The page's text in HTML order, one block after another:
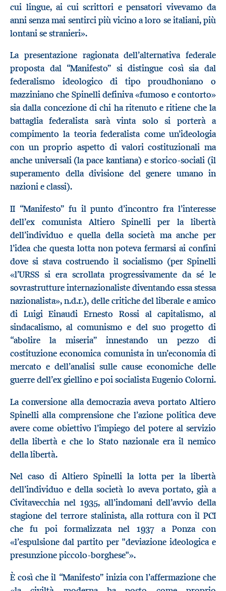
cui lingue, ai cui scrittori e pensatori vivevamo da
anni senza mai sentirci più vicino a loro se italiani, più
lontani se stranieri».
La presentazione ragionata dell’alternativa federale
proposta dal “Manifesto” si distingue così sia dal
federalismo ideologico di tipo proudhoniano o
mazziniano che Spinelli definiva «fumoso e contorto»
sia dalla concezione di chi ha ritenuto e ritiene che la
battaglia federalista sarà vinta solo si porterà a
compimento la teoria federalista come un’ideologia
con un proprio aspetto di valori costituzionali ma
anche universali (la pace kantiana) e storico-sociali (il
superamento della divisione del genere umano in
nazioni e classi).
II “Manifesto” fu il punto d’incontro fra l’interesse
dell’ex comunista Altiero Spinelli per la libertà
dell’individuo e quella della società ma anche per
l’idea che questa lotta non poteva fermarsi ai confini
dove si stava costruendo il socialismo (per Spinelli
«l’URSS si era scrollata progressivamente da sé le
sovrastrutture internazionaliste diventando essa stessa
nazionalista», n.d.r.), delle critiche del liberale e amico
di Luigi Einaudi Ernesto Rossi al capitalismo, al
sindacalismo, al comunismo e del suo progetto di
“abolire la miseria” innestando un pezzo di
costituzione economica comunista in un’economia di
mercato e dell’analisi sulle cause economiche delle
guerre dell’ex giellino e poi socialista Eugenio Colorni.
La conversione alla democrazia aveva portato Altiero
Spinelli alla comprensione che l’azione politica deve
avere come obiettivo l’impiego del potere al servizio
della libertà e che lo Stato nazionale era il nemico
della libertà.
Nel caso di Altiero Spinelli la lotta per la libertà
dell’individuo e della società lo aveva portato, già a
Civitavecchia nel 1935, all’indomani dell’avvio della
stagione del terrore stalinista, alla rottura con il PCI
che fu poi formalizzata nel 1937 a Ponza con
«l’espulsione dal partito per "deviazione ideologica e
presunzione piccolo-borghese"».
È così che il “Manifesto” inizia con l’affermazione che